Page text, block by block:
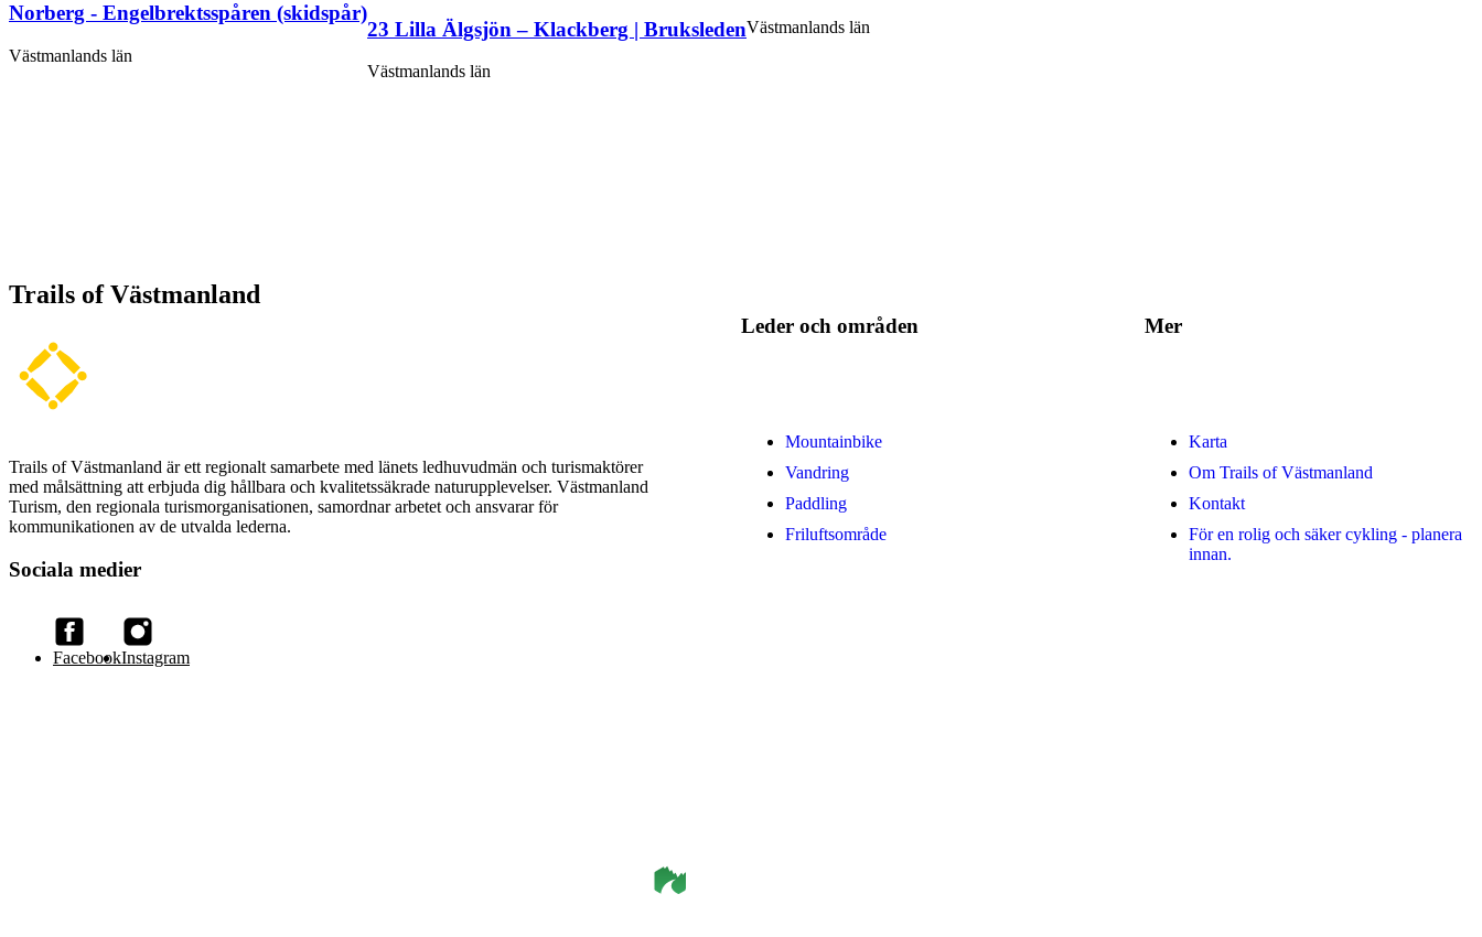
Norberg - Engelbrektsspåren (skidspår)
Västmanlands län
23 Lilla Älgsjön – Klackberg | Bruksleden
Västmanlands län
Västmanlands län
Trails of Västmanland
Trails of Västmanland är ett regionalt samarbete med länets ledhuvudmän och turismaktörer
med målsättning att erbjuda dig hållbara och kvalitetssäkrade naturupplevelser. Västmanland
Turism, den regionala turismorganisationen, samordnar arbetet och ansvarar för
kommunikationen av de utvalda lederna.
Sociala medier
FacebookInstagram
Leder och områden
Mountainbike
Vandring
Paddling
Friluftsområde
Mer
Karta
Om Trails of Västmanland
Kontakt
För en rolig och säker cykling - planera
innan.